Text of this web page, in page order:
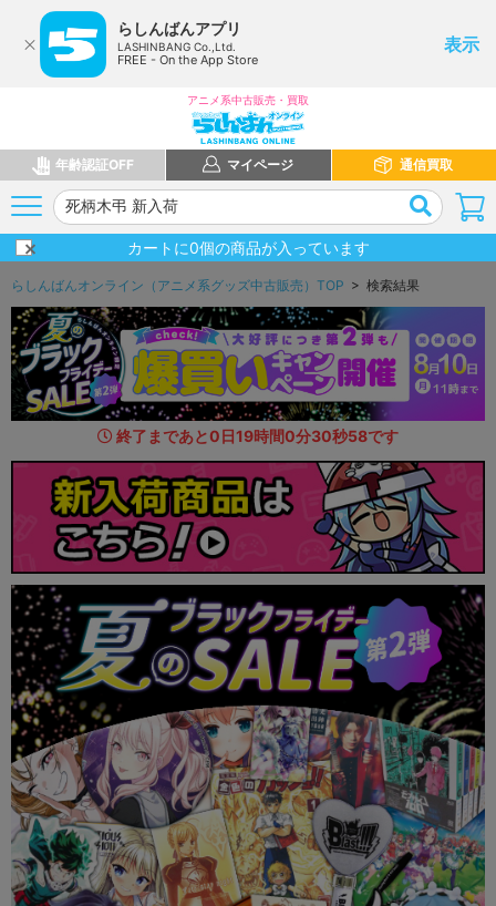
らしんばんアプリ
LASHINBANG Co.,Ltd.
FREE - On the App Store
表示
アニメ系中古販売・買取
年齢認証OFF マイページ 通信買取
カートに0個の商品が入っています
らしんばんオンライン（アニメ系グッズ中古販売）TOP > 検索結果
終了まであと0日19時間0分29秒11です